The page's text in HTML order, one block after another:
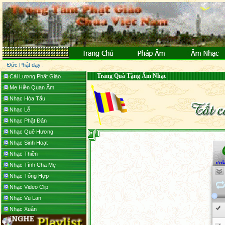
Đức Phật dạy :
Cải Lương Phật Giáo
Mẹ Hiền Quan Âm
Nhạc Hòa Tấu
Nhạc Lễ
Nhạc Phật Đản
Nhạc Quê Hương
Nhạc Sinh Hoạt
Nhạc Thiền
Nhạc Tình Cha Mẹ
Nhạc Tổng Hợp
Nhạc Video Clip
Nhạc Vu Lan
Nhạc Xuân
Trang Quà Tặng Âm Nhạc